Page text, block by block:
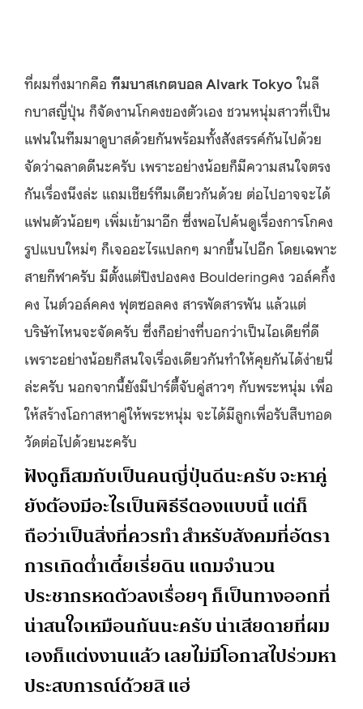
ที่ผมทึ่งมากคือ ทีมบาสเกตบอล Alvark Tokyoในลี
กบาสญี่ปุ่น ก็จัดงานโกคงของตัวเอง ชวนหนุ่มสาวที่เป็น
แฟนในทีมมาดูบาสด้วยกันพร้อมทั้งสังสรรค์กันไปด้วย
จัดว่าฉลาดดีนะครับ เพราะอย่างน้อยก็มีความสนใจตรง
กันเรื่องนึงล่ะ แถมเชียร์ทีมเดียวกันด้วย ต่อไปอาจจะได้
แฟนตัวน้อยๆ เพิ่มเข้ามาอีก ซึ่งพอไปค้นดูเรื่องการโกคง
รูปแบบใหม่ๆ ก็เจออะไรแปลกๆ มากขึ้นไปอีก โดยเฉพาะ
สายกีฬาครับ มีตั้งแต่ปิงปองคง Boulderingคง วอล์คกิ้ง
คง ไนต์วอล์คคง ฟุตซอลคง สารพัดสารพัน แล้วแต่
บริษัทไหนจะจัดครับ ซึ่งก็อย่างที่บอกว่าเป็นไอเดียที่ดี
เพราะอย่างน้อยก็สนใจเรื่องเดียวกันทำให้คุยกันได้ง่ายนี่
ล่ะครับ นอกจากนี้ยังมีปาร์ตี้จับคู่สาวๆ กับพระหนุ่ม เพื่อ
ให้สร้างโอกาสหาคู่ให้พระหนุ่ม จะได้มีลูกเพื่อรับสืบทอด
วัดต่อไปด้วยนะครับ
ฟังดูก็สมกับเป็นคนญี่ปุ่นดีนะครับ จะหาคู่
ยังต้องมีอะไรเป็นพิธีรีตองแบบนี้ แต่ก็
ถือว่าเป็นสิ่งที่ควรทำ สำหรับสังคมที่อัตรา
การเกิดต่ำเตี้ยเรี่ยดิน แถมจำนวน
ประชากรหดตัวลงเรื่อยๆ ก็เป็นทางออกที่
น่าสนใจเหมือนกันนะครับ น่าเสียดายที่ผม
เองก็แต่งงานแล้ว เลยไม่มีโอกาสไปร่วมหา
ประสบการณ์ด้วยสิ แฮ่